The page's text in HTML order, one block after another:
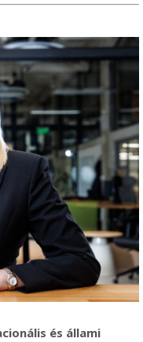
és állami